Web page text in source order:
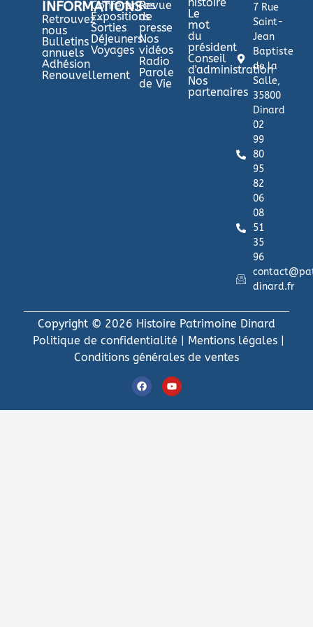
INFORMATIONS
Retrouvez-
nous
Bulletins
annuels
Adhésion
Renouvellement
Conférences
Expositions
Sorties
Déjeuners
Voyages
Revue
de
presse
Nos
vidéos
Radio
Parole
de Vie
histoire
Le
mot
du
président
Conseil
d'administration
Nos
partenaires
7 Rue
Saint-
Jean
Baptiste
de la
Salle,
35800
Dinard
02
99
80
95
82
06
08
51
35
96
dinard.fr
Copyright © 2026 Histoire Patrimoine Dinard
Politique de confidentialité
Mentions légales|
Conditions générales de ventes